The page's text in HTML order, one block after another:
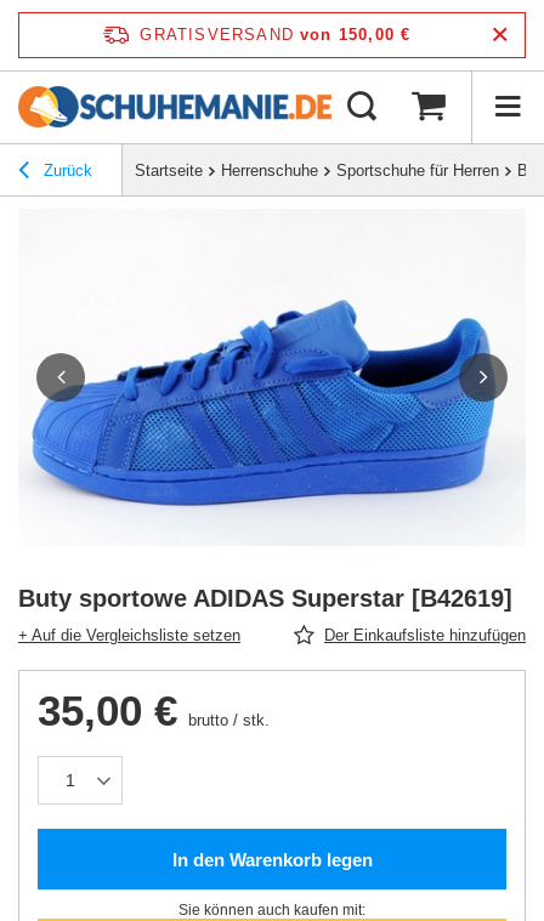
GRATISVERSAND von 150,00 €
Zurück Startseite Herrenschuhe Sportschuhe für Herren
Buty sportowe ADIDAS Superstar [B42619]
+ Auf die Vergleichsliste setzen Der Einkaufsliste hinzufügen
35,00 € brutto / stk.
In den Warenkorb legen
Sie können auch kaufen mit: